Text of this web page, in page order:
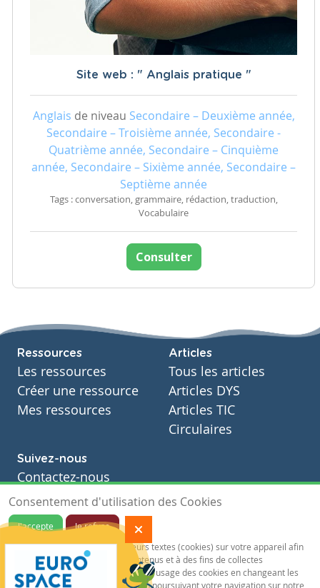
Site web : " Anglais pratique "
Anglais de niveau Secondaire – Deuxième année,
Secondaire – Troisième année, Secondaire -
Quatrième année, Secondaire – Cinquième
année, Secondaire – Sixième année, Secondaire –
Septième année
Tags : conversation, grammaire, rédaction, traduction,
Vocabulaire
Consulter
Ressources
Les ressources
Créer une ressource
Mes ressources
Articles
Tous les articles
Articles DYS
Articles TIC
Circulaires
Suivez-nous
Contactez-nous
Soutien scolaire
Notre page Facebook
S'inscrire à notre newsletter
Consentement d'utilisation des Cookies
J'accepte
Je refuse
Notre site sauvegarde des traceurs textes (cookies) sur votre appareil afin
de vous garantir de meilleurs contenus et à des fins de collectes
statistiques.Vous pouvez désactiver l'usage des cookies en changeant les
paramètres de votre navigateur. En poursuivant votre navigation sur notre